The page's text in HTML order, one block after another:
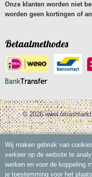
Onze klanten worden niet
worden geen kortingen of
Betaalmethodes
© 2026
Wij maken gebruik van
verkeer op de website te
werken en voor de koppeling
je toestemming voor het